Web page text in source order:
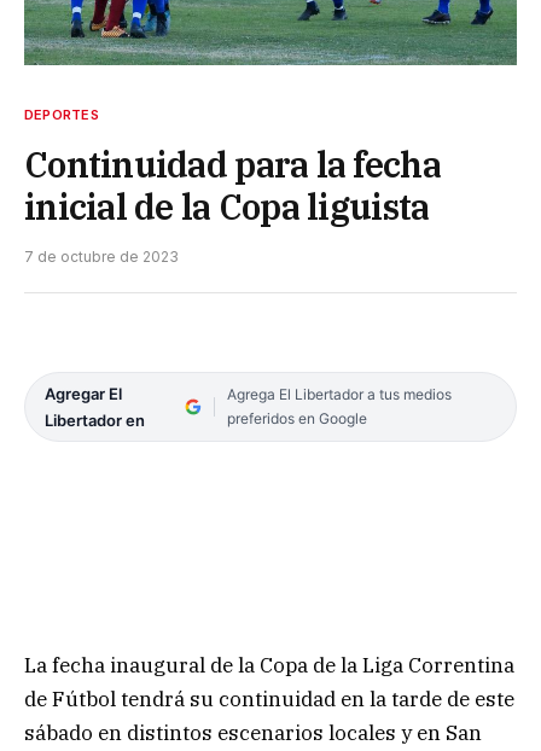
DEPORTES
Continuidad para la fecha
inicial de la Copa liguista
7 de octubre de 2023
Agregar El
Libertador en
Agrega El Libertador a tus medios
preferidos en Google
La fecha inaugural de la Copa de la Liga Correntina
de Fútbol tendrá su continuidad en la tarde de este
sábado en distintos escenarios locales y en San